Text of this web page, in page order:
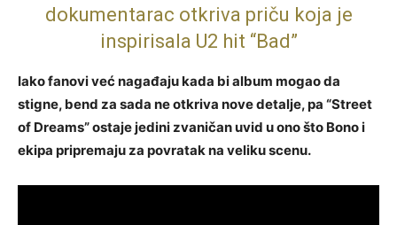
dokumentarac otkriva priču koja je
inspirisala U2 hit “Bad”
Iako fanovi već nagađaju kada bi album mogao da
stigne, bend za sada ne otkriva nove detalje, pa “Street
of Dreams” ostaje jedini zvaničan uvid u ono što Bono i
ekipa pripremaju za povratak na veliku scenu.